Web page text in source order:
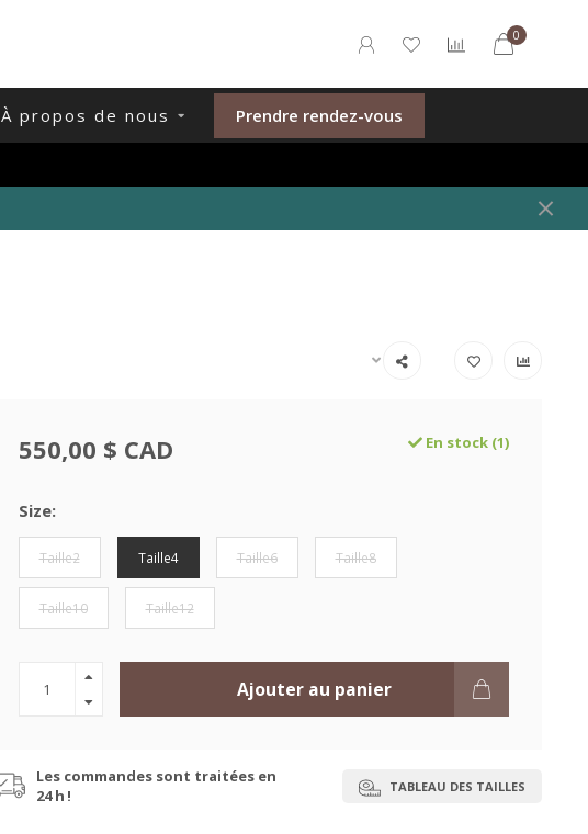
0
À propos de nous Prendre rendez-vous
550,00 $ CAD En stock (1)
Size:
Taille2 Taille4 Taille6 Taille8
Taille10 Taille12
Ajouter au panier
Les commandes sont traitées en
24 h !
TABLEAU DES TAILLES